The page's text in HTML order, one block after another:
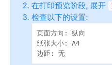
在打印预览阶段, 展开
检查以下的设置:
页面方向: 纵向
纸张大小: A4
边距: 无